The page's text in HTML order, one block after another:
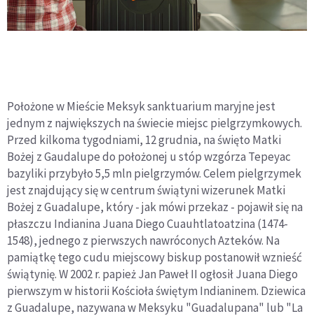
Położone w Mieście Meksyk sanktuarium maryjne jest
jednym z największych na świecie miejsc pielgrzymkowych.
Przed kilkoma tygodniami, 12 grudnia, na święto Matki
Bożej z Gaudalupe do położonej u stóp wzgórza Tepeyac
bazyliki przybyło 5,5 mln pielgrzymów. Celem pielgrzymek
jest znajdujący się w centrum świątyni wizerunek Matki
Bożej z Guadalupe, który - jak mówi przekaz - pojawił się na
płaszczu Indianina Juana Diego Cuauhtlatoatzina (1474-
1548), jednego z pierwszych nawróconych Azteków. Na
pamiątkę tego cudu miejscowy biskup postanowił wznieść
świątynię. W 2002 r. papież Jan Paweł II ogłosił Juana Diego
pierwszym w historii Kościoła świętym Indianinem. Dziewica
z Guadalupe, nazywana w Meksyku "Guadalupana" lub "La